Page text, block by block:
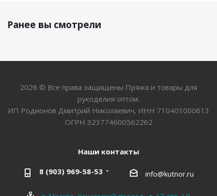
Ранее вы смотрели
2026 © Все права защищены Пряжа и товары для
рукоделия оптом.
ИП Родионов Дмитрий Николаевич, ИНН 710401000613
ОГРН 323774600562262
Наши контакты
8 (903) 969-58-53 info@kutnor.ru